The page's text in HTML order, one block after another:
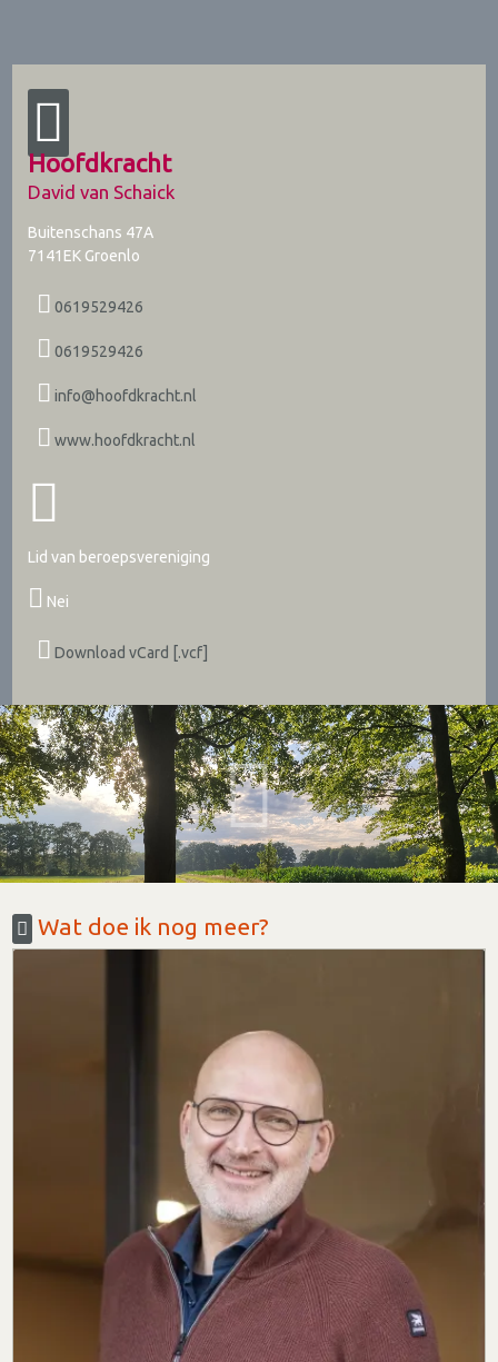
Hoofdkracht
David van Schaick
Buitenschans 47A
7141EK Groenlo
0619529426
0619529426
info@hoofdkracht.nl
www.hoofdkracht.nl
Lid van beroepsvereniging
Nei
Download vCard [.vcf]
Wat doe ik nog meer?